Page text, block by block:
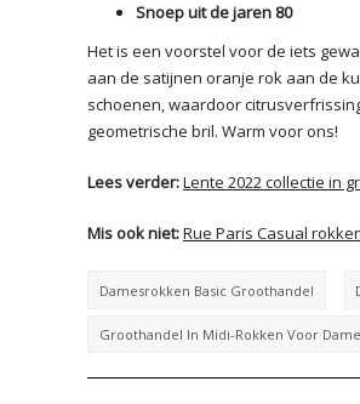
Snoep uit de jaren 80
Het is een voorstel voor de iets
aan de satijnen oranje rok aan de
schoenen, waardoor
geometrische bril. Warm voor ons!
Lees verder:Lente 2022 collectie in
Mis ook niet:Rue Paris Casual
Damesrokken Basic Groothandel
Groothandel In Midi-Rokken Voor